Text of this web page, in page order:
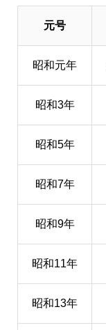
元号
昭和元年
昭和3年
昭和5年
昭和7年
昭和9年
昭和11年
昭和13年